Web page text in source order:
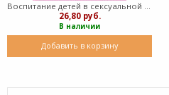
Воспитание детей в сексуальной чистоте (Мягкий)
26,80 руб.
В наличии
Добавить в корзину